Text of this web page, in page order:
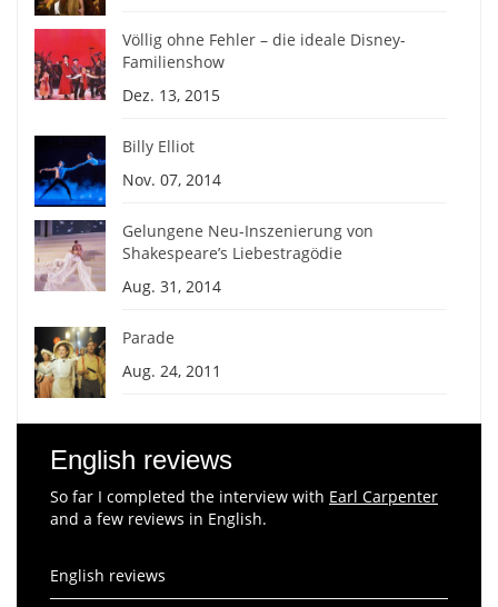
Völlig ohne Fehler – die ideale Disney-
Familienshow
Dez. 13, 2015
Billy Elliot
Nov. 07, 2014
Gelungene Neu-Inszenierung von
Shakespeare’s Liebestragödie
Aug. 31, 2014
Parade
Aug. 24, 2011
English reviews
So far I completed the interview with Earl Carpenter
and a few reviews in English.
English reviews